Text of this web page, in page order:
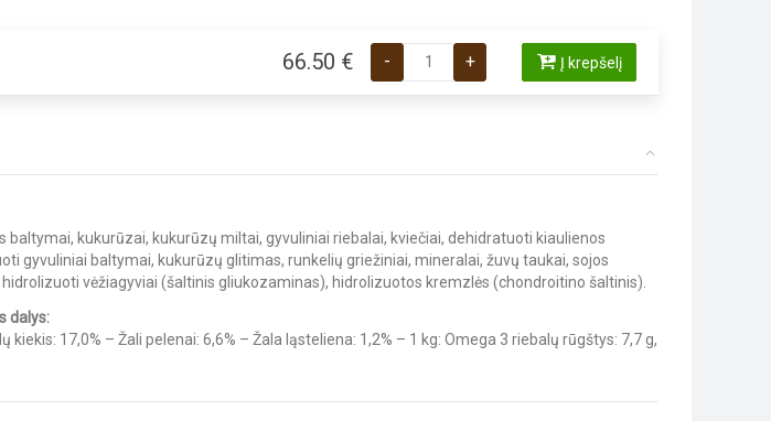
66.50 € -
produkto kiekis: Royal Canin Maxi Adult sausas
+ Į krepšelį
baltymai, kukurūzai, kukurūzų miltai, gyvuliniai riebalai, kviečiai, dehidratuoti kiaulienos
gyvuliniai baltymai, kukurūzų glitimas, runkelių griežiniai, mineralai, žuvų taukai, sojos
hidrolizuoti vėžiagyviai (šaltinis gliukozaminas), hidrolizuotos kremzlės (chondroitino šaltinis).
dalys:
kiekis: 17,0% – Žali pelenai: 6,6% – Žala ląsteliena: 1,2% – 1 kg: Omega 3 riebalų rūgštys: 7,7 g,